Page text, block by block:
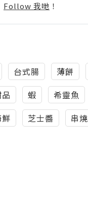
Follow 我哋 ！
台式腸 薄餅
蝦 希靈魚
芝士醬 串燒